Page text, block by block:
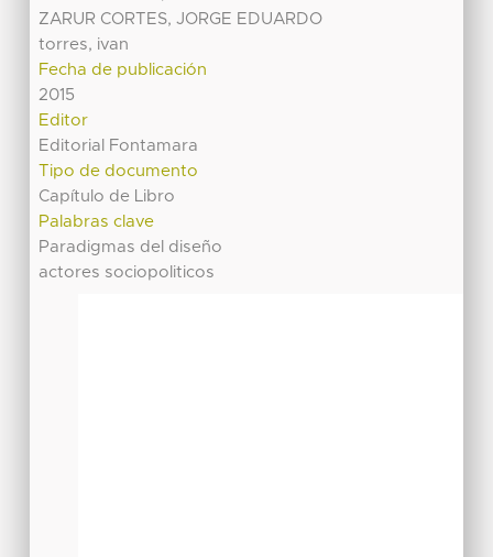
ZARUR CORTES, JORGE EDUARDO
torres, ivan
Fecha de publicación
2015
Editor
Editorial Fontamara
Tipo de documento
Capítulo de Libro
Palabras clave
Paradigmas del diseño
actores sociopoliticos